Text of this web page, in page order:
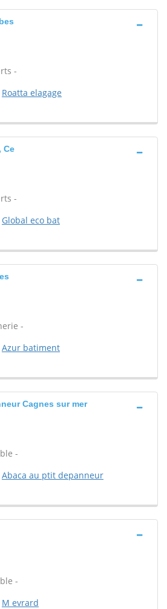
-
Roatta elagage
Ce
-
Global eco bat
-
Azur batiment
Cagnes sur mer
-
Abaca au ptit depanneur
-
M evrard